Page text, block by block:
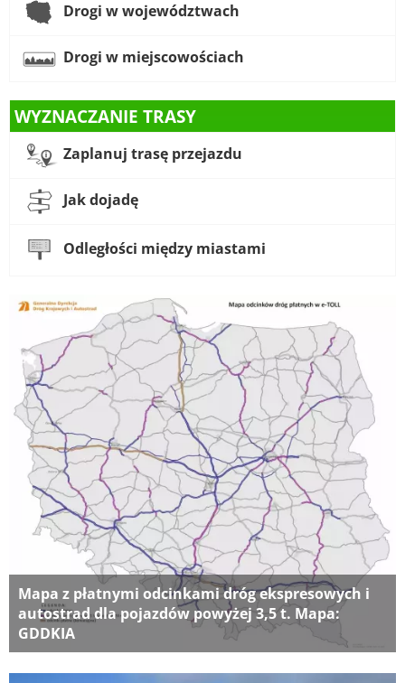
Drogi w województwach
Drogi w miejscowościach
WYZNACZANIE TRASY
Zaplanuj trasę przejazdu
Jak dojadę
Odległości między miastami
Mapa z płatnymi odcinkami dróg ekspresowych i
autostrad dla pojazdów powyżej 3,5 t. Mapa:
GDDKIA